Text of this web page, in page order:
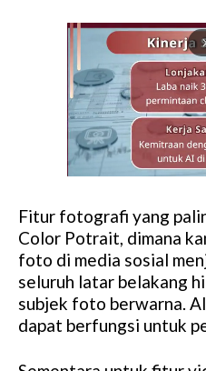
Fitur fotografi yang
Color Potrait, dimana
foto di media sosial
seluruh latar belakang
subjek foto berwarna.
dapat berfungsi untuk